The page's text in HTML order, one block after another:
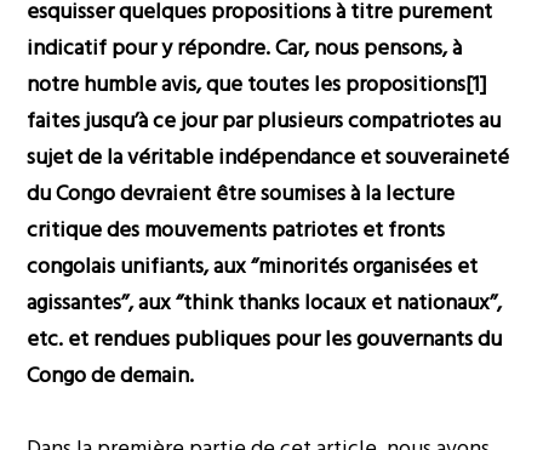
esquisser quelques propositions à titre purement
indicatif pour y répondre. Car, nous pensons, à
notre humble avis, que toutes les propositions[1]
faites jusqu’à ce jour par plusieurs compatriotes au
sujet de la véritable indépendance et souveraineté
du Congo devraient être soumises à la lecture
critique des mouvements patriotes et fronts
congolais unifiants, aux ‘’minorités organisées et
agissantes’’, aux ‘’think thanks locaux et nationaux’’,
etc. et rendues publiques pour les gouvernants du
Congo de demain.